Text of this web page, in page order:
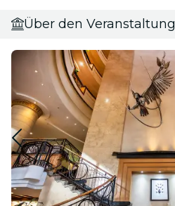
Über den